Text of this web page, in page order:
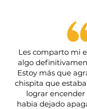
Les comparto mi
algo
Estoy más que
chispita que
lograr
habia dejado